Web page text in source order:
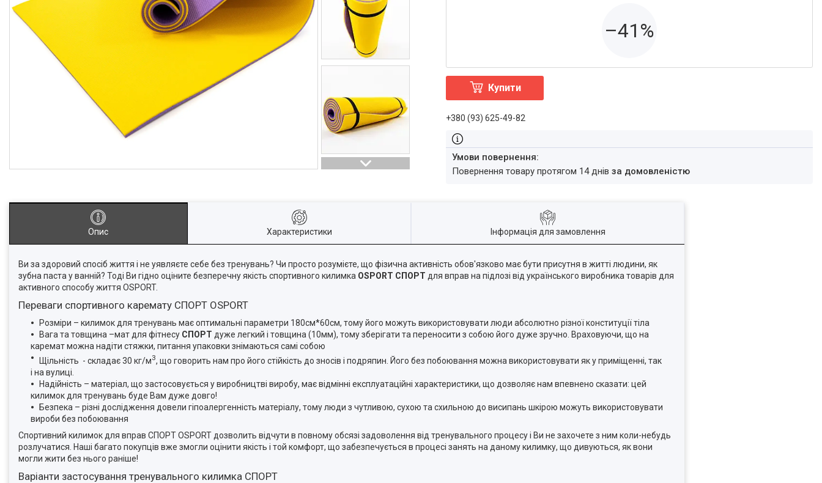
–41%
Купити
+380 (93) 625-49-82
повернення товару протягом 14 днівза домовленістю
Опис Характеристики Інформація для замовлення
Ви за здоровий спосіб життя і не уявляєте себе без тренувань? Чи просто розумієте, що фізична активність обов'язково має бути присутня в житті людини, як
зубна паста у ванній? Тоді Ви гідно оціните безперечну якість спортивного килимка OSPORT СПОРТ для вправ на підлозі від українського виробника товарів для
активного способу життя OSPORT.
Переваги спортивного каремату СПОРТ OSPORT
Розміри – килимок для тренувань має оптимальні параметри 180см*60см, тому його можуть використовувати люди абсолютно різної конституції тіла
Вага та товщина –мат для фітнесу СПОРТ дуже легкий і товщина (10мм), тому зберігати та переносити з собою його дуже зручно. Враховуючи, що на
каремат можна надіти стяжки, питання упаковки знімаються самі собою
Щільність - складає 30 кг/м3, що говорить нам про його стійкість до зносів і подряпин. Його без побоювання можна використовувати як у приміщенні, так
і на вулиці.
Надійність – матеріал, що застосовується у виробництві виробу, має відмінні експлуатаційні характеристики, що дозволяє нам впевнено сказати: цей
килимок для тренувань буде Вам дуже довго!
Безпека – різні дослідження довели гіпоалергенність матеріалу, тому люди з чутливою, сухою та схильною до висипань шкірою можуть використовувати
вироби без побоювання
Спортивний килимок для вправ СПОРТ OSPORT дозволить відчути в повному обсязі задоволення від тренувального процесу і Ви не захочете з ним коли-небудь
розлучатися. Наші багато покупців вже змогли оцінити якість і той комфорт, що забезпечується в процесі занять на даному килимку, що дивуються, як вони
могли жити без нього раніше!
Варіанти застосування тренувального килимка СПОРТ